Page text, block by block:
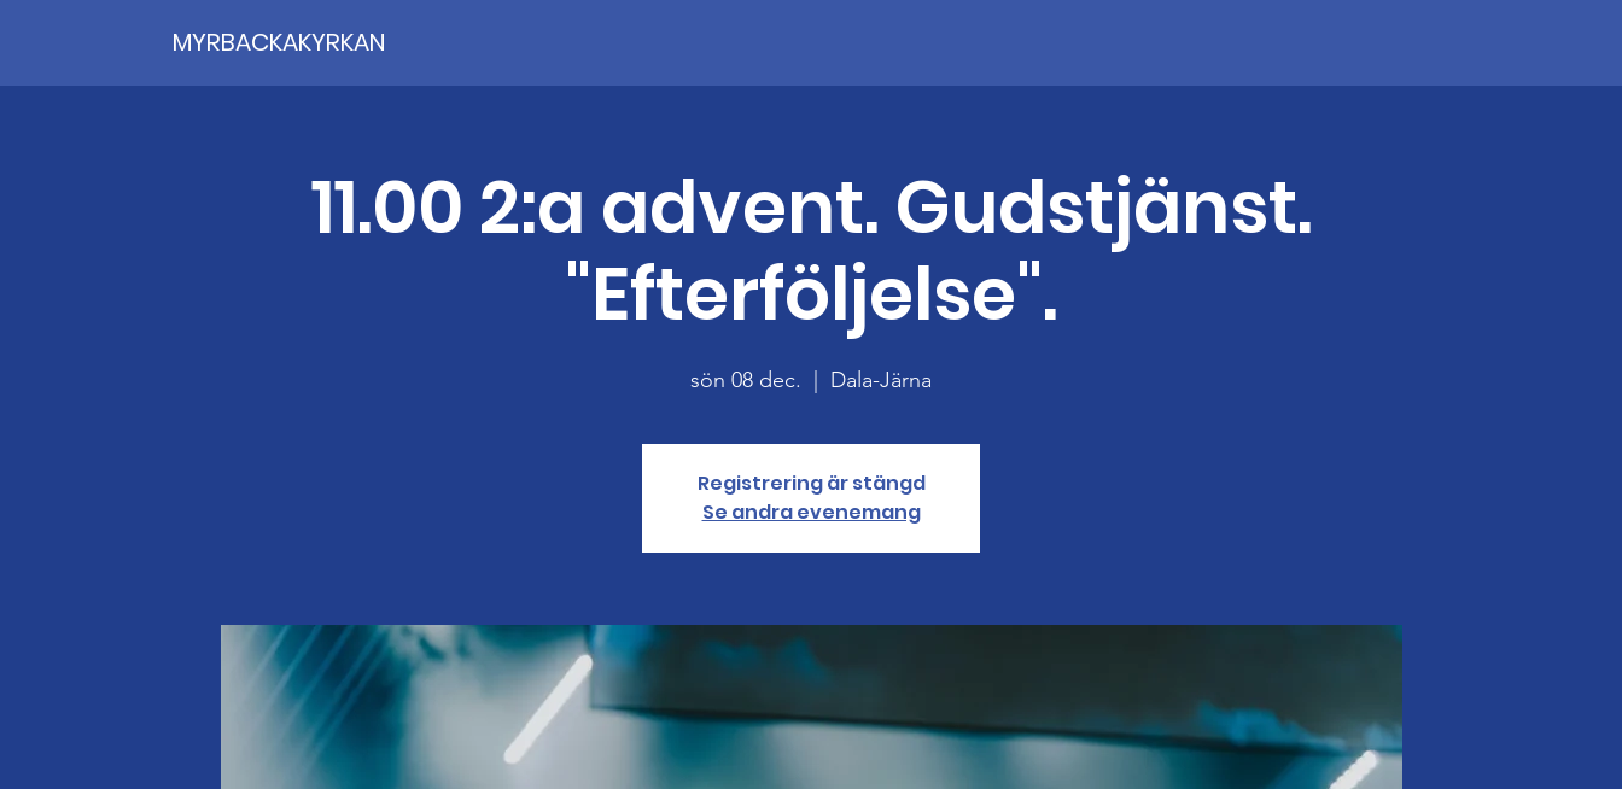
MYRBACKAKYRKAN
11.00 2:a advent. Gudstjänst.
"Efterföljelse".
sön 08 dec. Dala-Järna
Registrering är stängd
Se andra evenemang